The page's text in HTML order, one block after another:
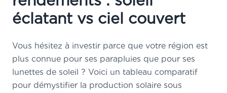
éclatant vs ciel couvert
Vous hésitez à investir parce que votre région est
plus connue pour ses parapluies que pour ses
lunettes de soleil ? Voici un tableau comparatif
pour démystifier la production solaire sous